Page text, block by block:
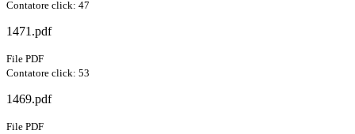
Contatore click: 47
1471.pdf
File PDF
Contatore click: 53
1469.pdf
File PDF